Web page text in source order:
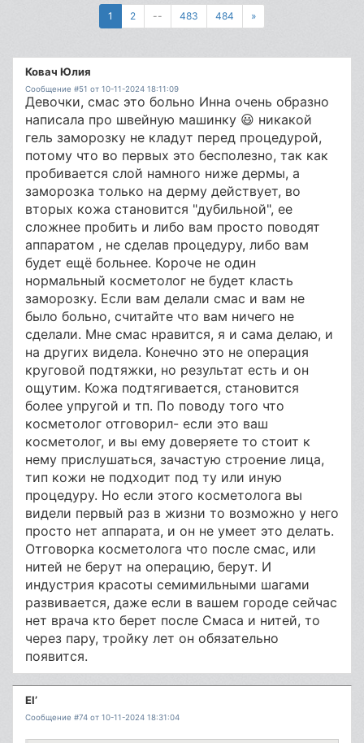
1 2 -- 483 484 »
Ковач Юлия
Сообщение #51 от 10-11-2024 18:11:09
Девочки, смас это больно Инна очень образно
написала про швейную машинку 😃 никакой
гель заморозку не кладут перед процедурой,
потому что во первых это бесполезно, так как
пробивается слой намного ниже дермы, а
заморозка только на дерму действует, во
вторых кожа становится "дубильной", ее
сложнее пробить и либо вам просто поводят
аппаратом , не сделав процедуру, либо вам
будет ещё больнее. Короче не один
нормальный косметолог не будет класть
заморозку. Если вам делали смас и вам не
было больно, считайте что вам ничего не
сделали. Мне смас нравится, я и сама делаю, и
на других видела. Конечно это не операция
круговой подтяжки, но результат есть и он
ощутим. Кожа подтягивается, становится
более упругой и тп. По поводу того что
косметолог отговорил- если это ваш
косметолог, и вы ему доверяете то стоит к
нему прислушаться, зачастую строение лица,
тип кожи не подходит под ту или иную
процедуру. Но если этого косметолога вы
видели первый раз в жизни то возможно у него
просто нет аппарата, и он не умеет это делать.
Отговорка косметолога что после смас, или
нитей не берут на операцию, берут. И
индустрия красоты семимильными шагами
развивается, даже если в вашем городе сейчас
нет врача кто берет после Смаса и нитей, то
через пару, тройку лет он обязательно
появится.
El’
Сообщение #74 от 10-11-2024 18:31:04